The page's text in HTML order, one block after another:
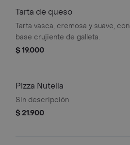
Tarta de queso
Tarta vasca, cremosa y suave, con
base crujiente de galleta.
$ 19.000
Pizza Nutella
Sin descripción
$ 21.900